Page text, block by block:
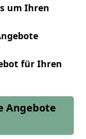
um Ihren
für Ihren
Angebote